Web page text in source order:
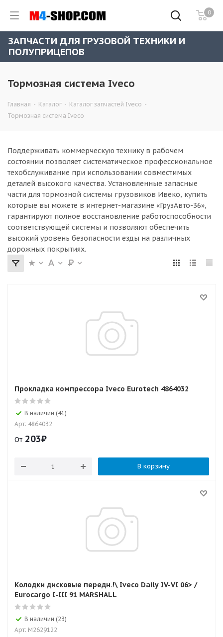
0
ЗАПЧАСТИ ДЛЯ ГРУЗОВОЙ ТЕХНИКИ И
ПОЛУПРИЦЕПОВ
Тормозная система Iveco
Главная - Каталог - Каталог запчастей Iveco -
Тормозная система Iveco
Поддерживать коммерческую технику в рабочем
состоянии позволяет систематическое профессиональное
техобслуживание при использовании совместимых
деталей высокого качества. Установленные запасные
части для тормозной системы грузовиков Ивеко, купить
которые вы можете в интернет-магазине «ГрузАвто-36»,
гарантируют полное восстановление работоспособности
соответствующей системы и позволяют обеспечить
высокий уровень безопасности езды на различных
дорожных покрытиях.
Прокладка компрессора Iveco Eurotech 4864032
В наличии (41)
Арт: 4864032
От 203₽
В корзину
Колодки дисковые передн.!\ Iveco Daily IV-VI 06> /
Eurocargo I-III 91 MARSHALL
В наличии (23)
Арт: M2629122